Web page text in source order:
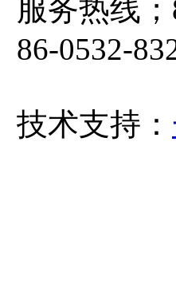
服务热线
86-0532-
技术支持：